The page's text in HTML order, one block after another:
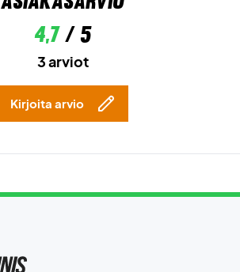
4,7/ 5
3 arviot
Kirjoita arvio